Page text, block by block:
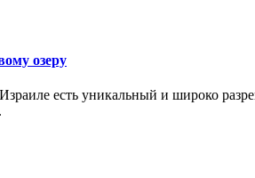
озеру
есть уникальный и широко